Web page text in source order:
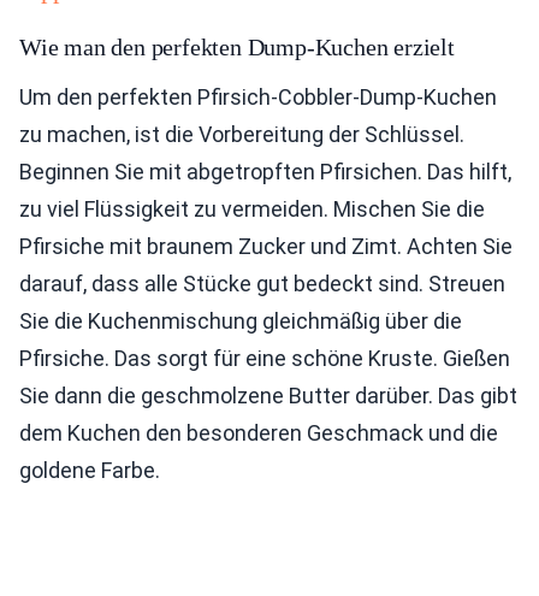
Wie man den perfekten Dump-Kuchen erzielt
Um den perfekten Pfirsich-Cobbler-Dump-Kuchen
zu machen, ist die Vorbereitung der Schlüssel.
Beginnen Sie mit abgetropften Pfirsichen. Das hilft,
zu viel Flüssigkeit zu vermeiden. Mischen Sie die
Pfirsiche mit braunem Zucker und Zimt. Achten Sie
darauf, dass alle Stücke gut bedeckt sind. Streuen
Sie die Kuchenmischung gleichmäßig über die
Pfirsiche. Das sorgt für eine schöne Kruste. Gießen
Sie dann die geschmolzene Butter darüber. Das gibt
dem Kuchen den besonderen Geschmack und die
goldene Farbe.